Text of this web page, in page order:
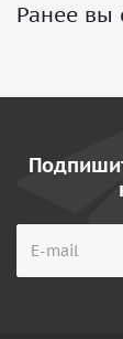
Ранее вы